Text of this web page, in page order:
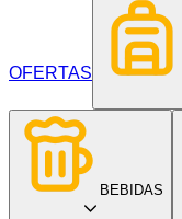
OFERTAS
BEBIDAS